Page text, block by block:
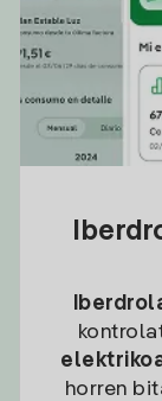
horren